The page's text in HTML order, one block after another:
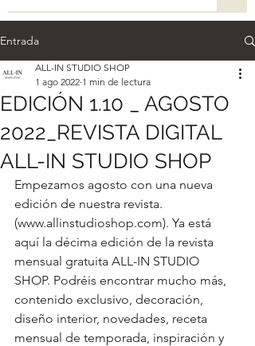
Entrada
EDICIÓN 1.10 _ AGOSTO
2022_REVISTA DIGITAL
ALL-IN STUDIO SHOP
ALL-IN STUDIO SHOP
1 ago 2022 1 min de lectura
Empezamos agosto con una nueva
edición de nuestra revista.
(www.allinstudioshop.com). Ya está
aquí la décima edición de la revista
mensual gratuita ALL-IN STUDIO
SHOP. Podréis encontrar mucho más,
contenido exclusivo, decoración,
diseño interior, novedades, receta
mensual de temporada, inspiración y